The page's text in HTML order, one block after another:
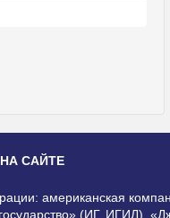
САЙТЕ
американская
(ИГ, ИГИЛ),